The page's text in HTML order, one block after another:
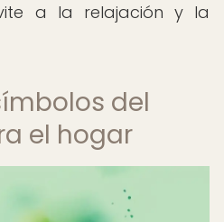
a la relajación y la
del
el hogar